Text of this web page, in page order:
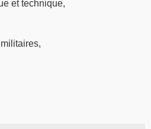
et technique,